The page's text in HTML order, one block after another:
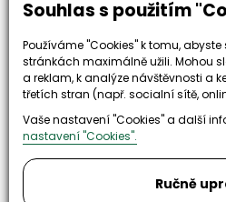
Souhlas s použitím
Používáme "Cookies" k tomu,
stránkách maximálně užili. Mohou
a reklam, k analýze návštěvnosti a
třetích stran (např. socialní sítě,
Vaše nastavení "Cookies" a další
nastavení "Cookies".
Ručně
53 117 Kčbez DPH
Kód zboží: PJ7417305